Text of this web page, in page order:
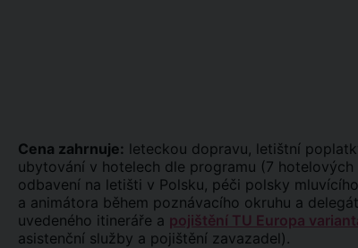
Cena zahrnuje: leteckou dopravu, letištní
ubytování v hotelech dle programu (7
odbavení na letišti v Polsku, péči polsky
a animátora během poznávacího okruhu a
uvedeného itineráře a pojištění TU Europa
asistenční služby a pojištění zavazadel).